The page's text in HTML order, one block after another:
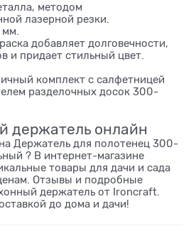
методом
лазерной резки.
добавляет долговечности,
и придает стильный цвет.
комплект с салфетницей
разделочных досок 300-
держатель онлайн
Держатель для полотенец 300-
? В интернет-магазине
товары для дачи и сада
Отзывы и подробные
держатель от Ironcraft.
до дома и дачи!